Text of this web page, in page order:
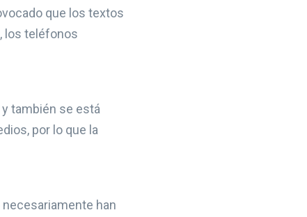
que los textos
los teléfonos
también se está
por lo que la
han